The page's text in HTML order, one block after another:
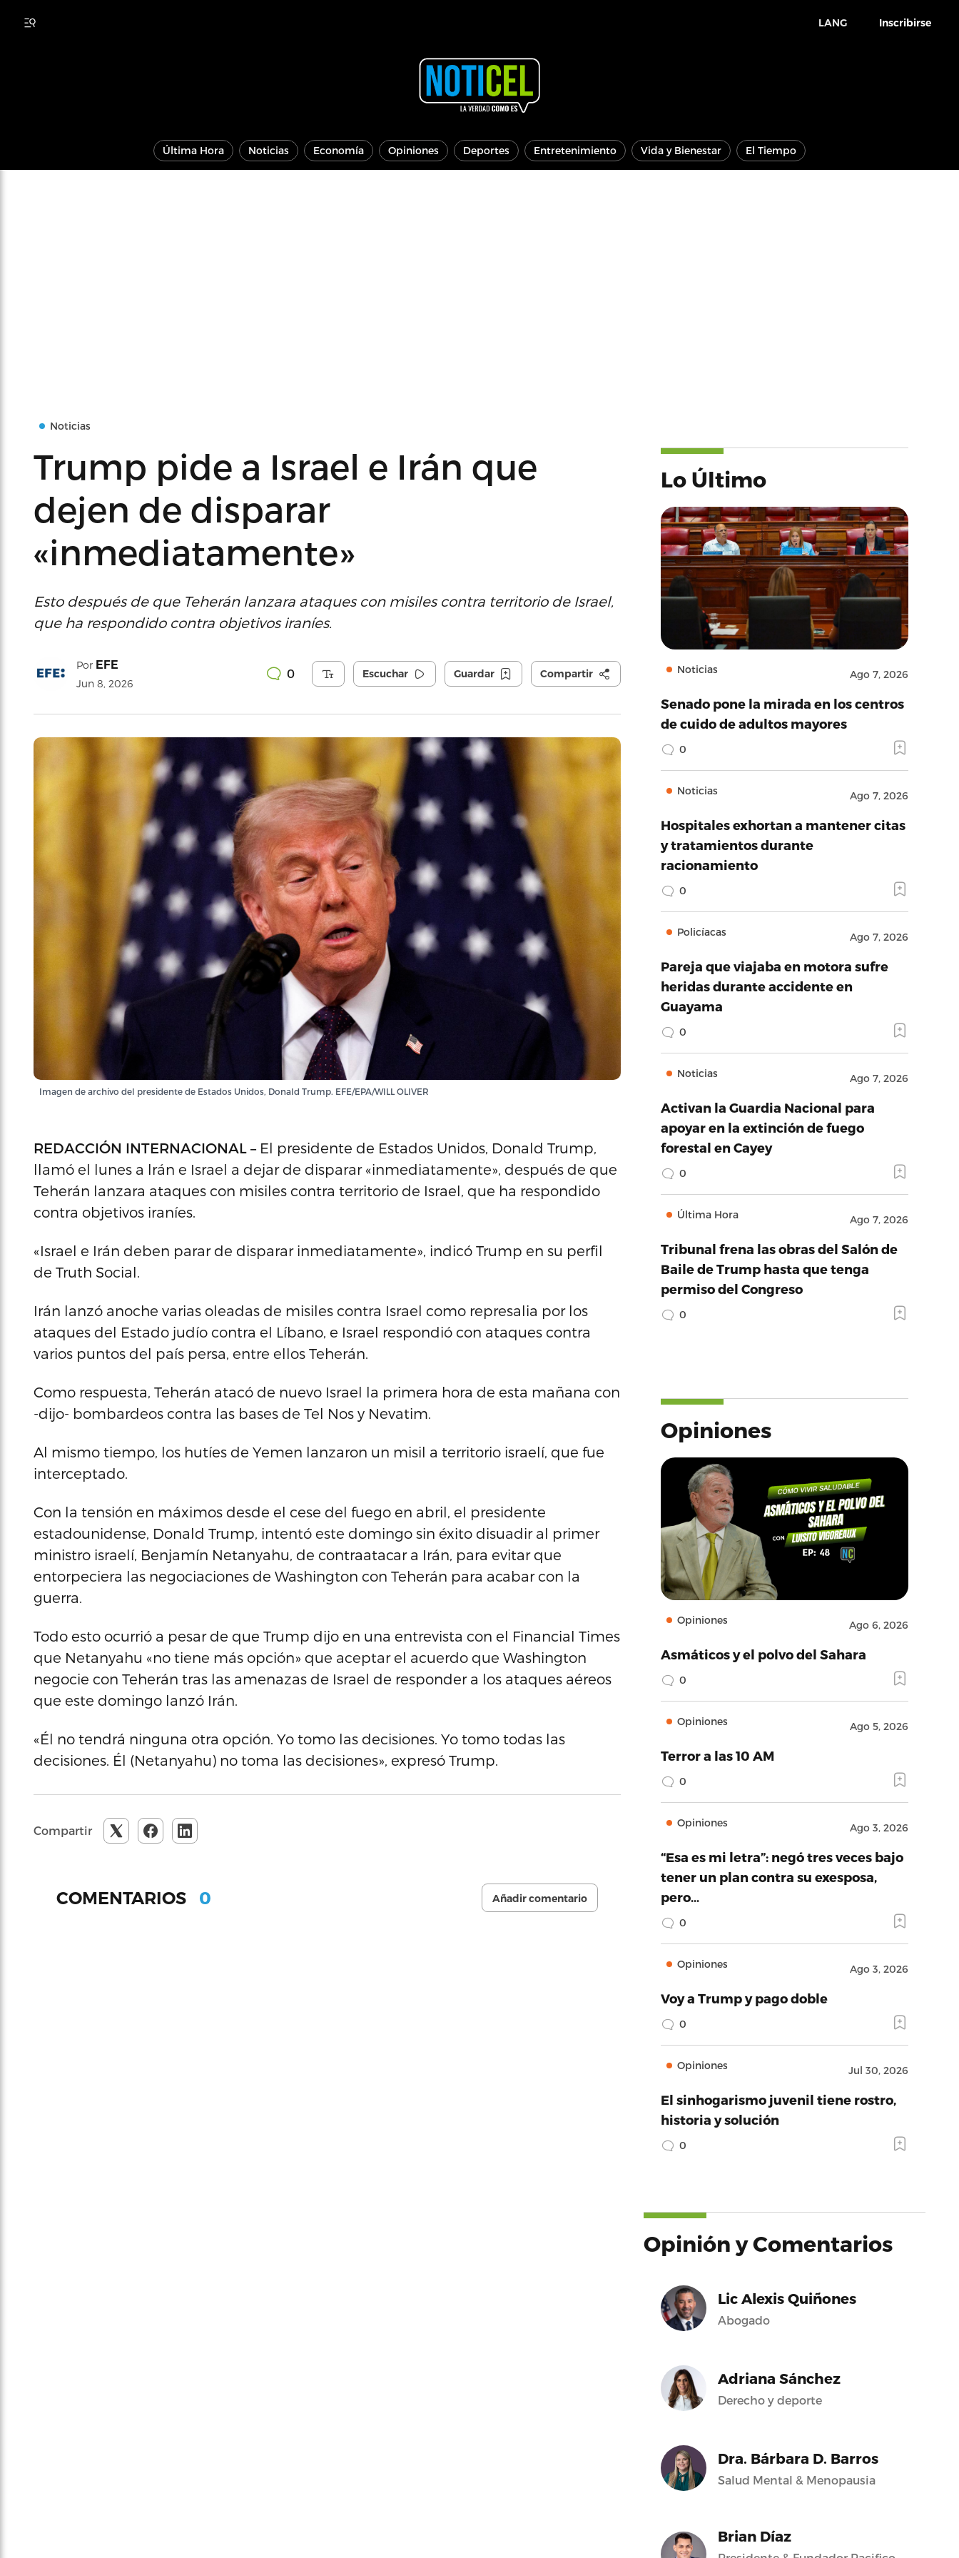
LANG Inscribirse
Última Hora Noticias Economía Opiniones Deportes Entretenimiento Vida y Bienestar El Tiempo
Noticias
Trump pide a Israel e Irán que
dejen de disparar
«inmediatamente»
Esto después de que Teherán lanzara ataques con misiles contra territorio de Israel,
que ha respondido contra objetivos iraníes.
Por EFE
Jun 8, 2026
0 Escuchar Guardar Compartir
Imagen de archivo del presidente de Estados Unidos, Donald Trump. EFE/EPA/WILL OLIVER
REDACCIÓN INTERNACIONAL – El presidente de Estados Unidos, Donald Trump,
llamó el lunes a lrán e Israel a dejar de disparar «inmediatamente», después de que
Teherán lanzara ataques con misiles contra territorio de Israel, que ha respondido
contra objetivos iraníes.
«Israel e Irán deben parar de disparar inmediatamente», indicó Trump en su perfil
de Truth Social.
Irán lanzó anoche varias oleadas de misiles contra Israel como represalia por los
ataques del Estado judío contra el Líbano, e Israel respondió con ataques contra
varios puntos del país persa, entre ellos Teherán.
Como respuesta, Teherán atacó de nuevo Israel la primera hora de esta mañana con
-dijo- bombardeos contra las bases de Tel Nos y Nevatim.
Al mismo tiempo, los hutíes de Yemen lanzaron un misil a territorio israelí, que fue
interceptado.
Con la tensión en máximos desde el cese del fuego en abril, el presidente
estadounidense, Donald Trump, intentó este domingo sin éxito disuadir al primer
ministro israelí, Benjamín Netanyahu, de contraatacar a Irán, para evitar que
entorpeciera las negociaciones de Washington con Teherán para acabar con la
guerra.
Todo esto ocurrió a pesar de que Trump dijo en una entrevista con el Financial Times
que Netanyahu «no tiene más opción» que aceptar el acuerdo que Washington
negocie con Teherán tras las amenazas de Israel de responder a los ataques aéreos
que este domingo lanzó Irán.
«Él no tendrá ninguna otra opción. Yo tomo las decisiones. Yo tomo todas las
decisiones. Él (Netanyahu) no toma las decisiones», expresó Trump.
Compartir
COMENTARIOS 0 Añadir comentario
Lo Último
Noticias Ago 7, 2026
Senado pone la mirada en los centros
de cuido de adultos mayores
0
Noticias Ago 7, 2026
Hospitales exhortan a mantener citas
y tratamientos durante
racionamiento
0
Policíacas Ago 7, 2026
Pareja que viajaba en motora sufre
heridas durante accidente en
Guayama
0
Noticias Ago 7, 2026
Activan la Guardia Nacional para
apoyar en la extinción de fuego
forestal en Cayey
0
Última Hora Ago 7, 2026
Tribunal frena las obras del Salón de
Baile de Trump hasta que tenga
permiso del Congreso
0
Opiniones
Opiniones Ago 6, 2026
Asmáticos y el polvo del Sahara
0
Opiniones Ago 5, 2026
Terror a las 10 AM
0
Opiniones Ago 3, 2026
“Esa es mi letra”: negó tres veces bajo
tener un plan contra su exesposa,
pero…
0
Opiniones Ago 3, 2026
Voy a Trump y pago doble
0
Opiniones Jul 30, 2026
El sinhogarismo juvenil tiene rostro,
historia y solución
0
Opinión y Comentarios
Lic Alexis Quiñones
Abogado
Adriana Sánchez
Derecho y deporte
Dra. Bárbara D. Barros
Salud Mental & Menopausia
Brian Díaz